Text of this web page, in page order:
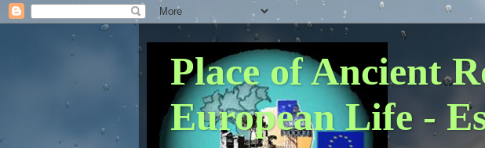
Place of Ancient
European Life -